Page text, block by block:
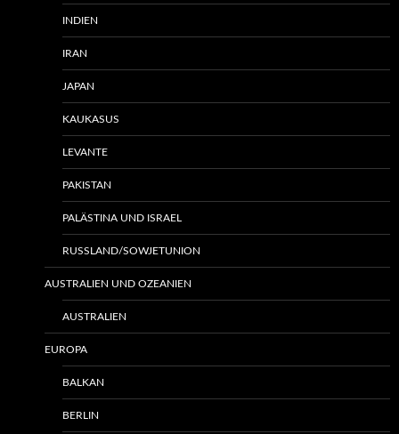
INDIEN
IRAN
JAPAN
KAUKASUS
LEVANTE
PAKISTAN
PALÄSTINA UND ISRAEL
RUSSLAND/SOWJETUNION
AUSTRALIEN UND OZEANIEN
AUSTRALIEN
EUROPA
BALKAN
BERLIN